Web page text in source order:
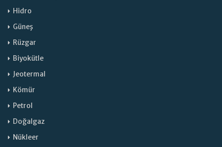
Hidro
Güneş
Rüzgar
Biyokütle
Jeotermal
Kömür
Petrol
Doğalgaz
Nükleer